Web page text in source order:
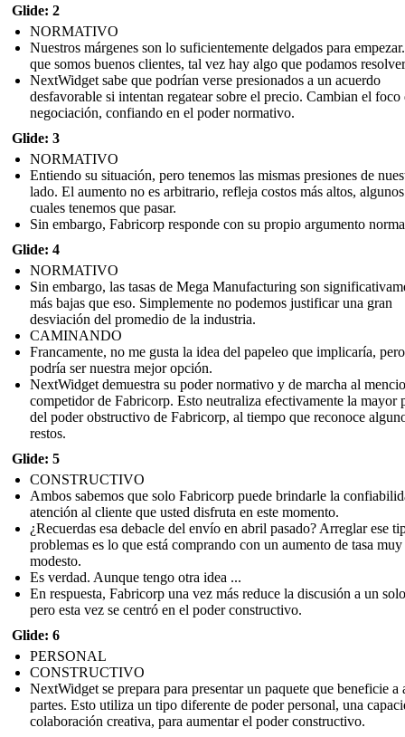
Glide: 2
NORMATIVO
Nuestros márgenes son lo suficientemente delgados para
que somos buenos clientes, tal vez hay algo que podamos
NextWidget sabe que podrían verse presionados a un acuerdo
desfavorable si intentan regatear sobre el precio. Cambian el foco
negociación, confiando en el poder normativo.
Glide: 3
NORMATIVO
Entiendo su situación, pero tenemos las mismas presiones de
lado. El aumento no es arbitrario, refleja costos más altos,
cuales tenemos que pasar.
Sin embargo, Fabricorp responde con su propio argumento
Glide: 4
NORMATIVO
Sin embargo, las tasas de Mega Manufacturing son
más bajas que eso. Simplemente no podemos justificar una gran
desviación del promedio de la industria.
CAMINANDO
Francamente, no me gusta la idea del papeleo que implicaría, pero
podría ser nuestra mejor opción.
NextWidget demuestra su poder normativo y de marcha al
competidor de Fabricorp. Esto neutraliza efectivamente la mayor
del poder obstructivo de Fabricorp, al tiempo que reconoce
restos.
Glide: 5
CONSTRUCTIVO
Ambos sabemos que solo Fabricorp puede brindarle la
atención al cliente que usted disfruta en este momento.
¿Recuerdas esa debacle del envío en abril pasado? Arreglar ese
problemas es lo que está comprando con un aumento de tasa muy
modesto.
Es verdad. Aunque tengo otra idea ...
En respuesta, Fabricorp una vez más reduce la discusión a un
pero esta vez se centró en el poder constructivo.
Glide: 6
PERSONAL
CONSTRUCTIVO
NextWidget se prepara para presentar un paquete que beneficie a
partes. Esto utiliza un tipo diferente de poder personal, una
colaboración creativa, para aumentar el poder constructivo.